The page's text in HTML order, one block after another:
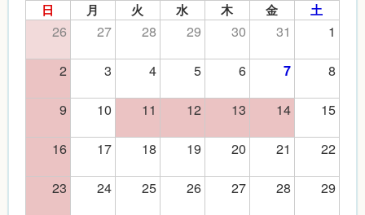
日 月 火 水 木 金 土
26 27 28 29 30 31
1
2
3 4 5 6 7
8
9
10 11 12 13 14
15
16
17 18 19 20 21
22
23
24 25 26 27 28
29